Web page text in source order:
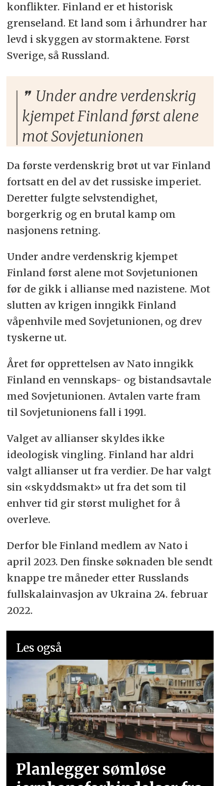
konflikter. Finland er et historisk
grenseland. Et land som i århundrer har
levd i skyggen av stormaktene. Først
Sverige, så Russland.
Under andre verdenskrig
kjempet Finland først alene
mot Sovjetunionen
Da første verdenskrig brøt ut var Finland
fortsatt en del av det russiske imperiet.
Deretter fulgte selvstendighet,
borgerkrig og en brutal kamp om
nasjonens retning.
Under andre verdenskrig kjempet
Finland først alene mot Sovjetunionen
før de gikk i allianse med nazistene. Mot
slutten av krigen inngikk Finland
våpenhvile med Sovjetunionen, og drev
tyskerne ut.
Året før opprettelsen av Nato inngikk
Finland en vennskaps- og bistandsavtale
med Sovjetunionen. Avtalen varte fram
til Sovjetunionens fall i 1991.
Valget av allianser skyldes ikke
ideologisk vingling. Finland har aldri
valgt allianser ut fra verdier. De har valgt
sin «skyddsmakt» ut fra det som til
enhver tid gir størst mulighet for å
overleve.
Derfor ble Finland medlem av Nato i
april 2023. Den finske søknaden ble sendt
knappe tre måneder etter Russlands
fullskalainvasjon av Ukraina 24. februar
2022.
Les også
Planlegger sømløse